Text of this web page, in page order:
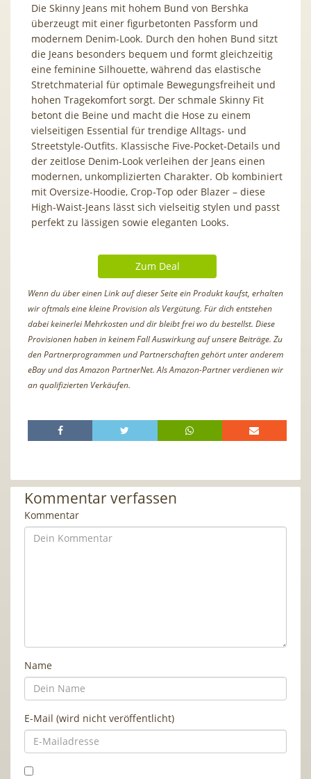
Die Skinny Jeans mit hohem Bund von Bershka
überzeugt mit einer figurbetonten Passform und
modernem Denim-Look. Durch den hohen Bund sitzt
die Jeans besonders bequem und formt gleichzeitig
eine feminine Silhouette, während das elastische
Stretchmaterial für optimale Bewegungsfreiheit und
hohen Tragekomfort sorgt. Der schmale Skinny Fit
betont die Beine und macht die Hose zu einem
vielseitigen Essential für trendige Alltags- und
Streetstyle-Outfits. Klassische Five-Pocket-Details und
der zeitlose Denim-Look verleihen der Jeans einen
modernen, unkomplizierten Charakter. Ob kombiniert
mit Oversize-Hoodie, Crop-Top oder Blazer – diese
High-Waist-Jeans lässt sich vielseitig stylen und passt
perfekt zu lässigen sowie eleganten Looks.
Zum Deal
Wenn du über einen Link auf dieser Seite ein Produkt kaufst, erhalten
wir oftmals eine kleine Provision als Vergütung. Für dich entstehen
dabei keinerlei Mehrkosten und dir bleibt frei wo du bestellst. Diese
Provisionen haben in keinem Fall Auswirkung auf unsere Beiträge. Zu
den Partnerprogrammen und Partnerschaften gehört unter anderem
eBay und das Amazon PartnerNet. Als Amazon-Partner verdienen wir
an qualifizierten Verkäufen.
Kommentar verfassen
Kommentar
Name
E-Mail (wird nicht veröffentlicht)